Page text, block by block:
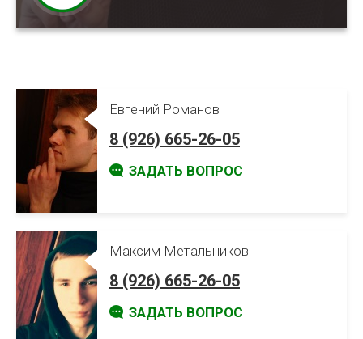
Евгений Романов
8 (926) 665-26-05
ЗАДАТЬ ВОПРОС
Максим Метальников
8 (926) 665-26-05
ЗАДАТЬ ВОПРОС